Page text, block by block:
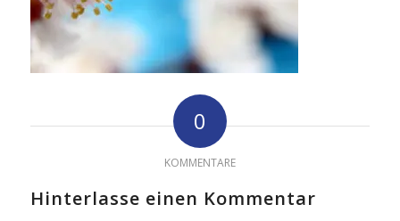
0
KOMMENTARE
Hinterlasse einen Kommentar